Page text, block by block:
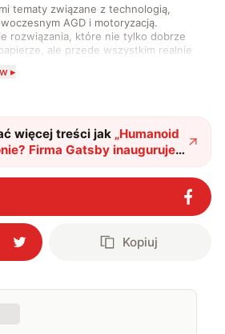
tematy związane z technologią,
AGD i motoryzacją.
rozwiązania, które nie tylko dobrze
ale przede wszystkim realnie
wygodę i sposób, w jaki
na co dzień. Ukończyłam
▸
więcej treści jak „Humanoid
Firma Gatsby inauguruje
porządkach"?
Kopiuj